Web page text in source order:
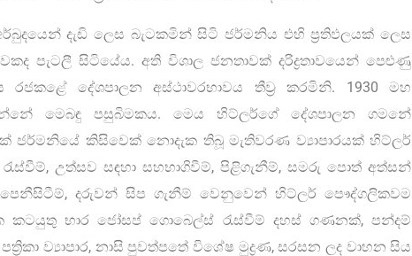
දැඩි ලෙස බැටකමින් සිටි ජර්මනිය එහි ප්‍රතිඵලයක් ලෙස
පැටලී සිටියේය. අති විශාල ජනතාවක් දරිද්‍රතාවයෙන් පෙළුණු
රජකළේ දේශපාලන අස්ථාවරභාවය තීව්‍ර කරමිනි. 1930 මහ
මෙබඳු පසුබිමකය. මෙය හිට්ලර්ගේ දේශපාලන ගමනේ
කිසිවෙක් නොදැක තිබූ මැතිවරණ ව්‍යාපාරයක් හිට්ලර්
උත්සව සඳහා සහභාගිවීම්, පිළිගැනීම්, සමරු පොත් අත්සන්
පෙනීසිටීම්, දරුවන් සිප ගැනීම් වෙනුවෙන් හිට්ලර් පෞද්ගලිකවම
කටයුතු භාර ජෝසප් ගොබෙල්ස් රැස්වීම් දහස් ගණනක්, පන්දම්
ව්‍යාපාර, නාසි පුවත්පතේ විශේෂ මුද්‍රණ, සරසන ලද වාහන සිය